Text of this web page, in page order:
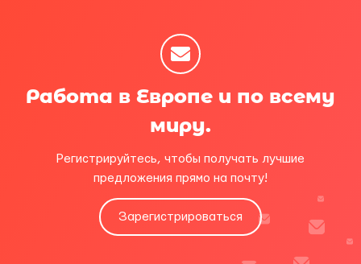
Работа в Европе и по всему
миру.
Регистрируйтесь, чтобы получать лучшие
предложения прямо на почту!
Зарегистрироваться